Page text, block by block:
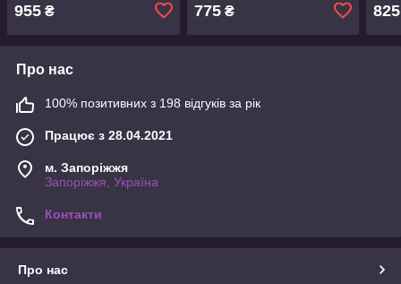
955 ₴ 775₴ 825
Про нас
100% позитивних з 198 відгуків за рік
Працює з 28.04.2021
м. Запоріжжя
Запоріжжя, Україна
Контакти
Про нас